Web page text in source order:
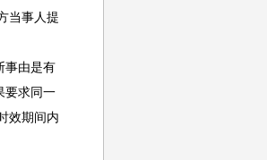
当事人提
事由是有
要求同一
效期间内